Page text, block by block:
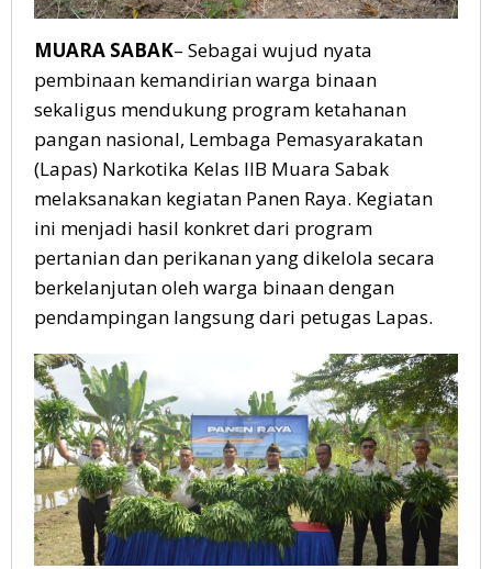
MUARA SABAK– Sebagai wujud nyata
pembinaan kemandirian warga binaan
sekaligus mendukung program ketahanan
pangan nasional, Lembaga Pemasyarakatan
(Lapas) Narkotika Kelas IIB Muara Sabak
melaksanakan kegiatan Panen Raya. Kegiatan
ini menjadi hasil konkret dari program
pertanian dan perikanan yang dikelola secara
berkelanjutan oleh warga binaan dengan
pendampingan langsung dari petugas Lapas.